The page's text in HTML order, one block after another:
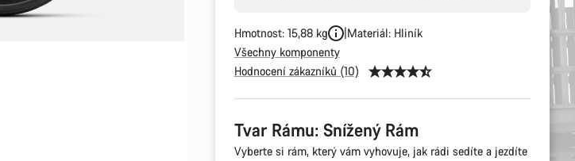
Hmotnost: 15,88 kg
Materiál: Hliník
Všechny komponenty
Hodnocení zákazníků (10)
Tvar Rámu: Snížený Rám
Vyberte si rám, který vám vyhovuje, jak rádi sedíte a jezdíte